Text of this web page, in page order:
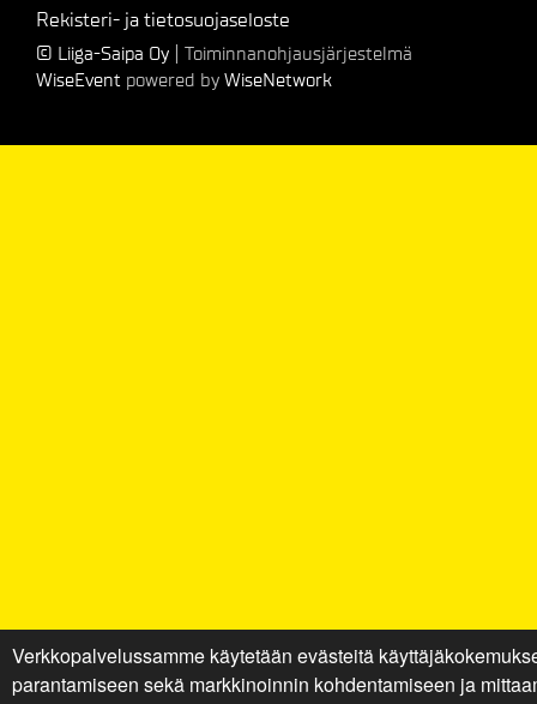
Verkkopalvelussamme käytetään evästeitä
parantamiseen sekä markkinoinnin kohdentamiseen ja
Rekisteri- ja tietosuojaseloste
© Liiga-Saipa Oy | Toiminnanohjausjärjestelmä
WiseEvent powered by WiseNetwork